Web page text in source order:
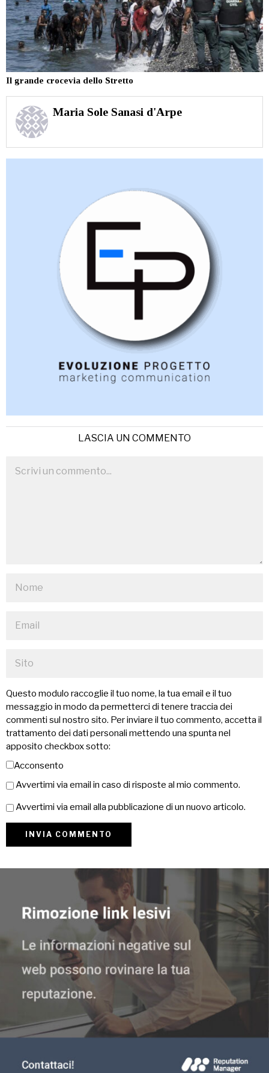
Il grande crocevia dello Stretto
Maria Sole Sanasi d'Arpe
LASCIA UN COMMENTO
Questo modulo raccoglie il tuo nome, la tua email e il tuo
messaggio in modo da permetterci di tenere traccia dei
commenti sul nostro sito. Per inviare il tuo commento, accetta il
trattamento dei dati personali mettendo una spunta nel
apposito checkbox sotto:
Acconsento
Avvertimi via email in caso di risposte al mio commento.
Avvertimi via email alla pubblicazione di un nuovo articolo.